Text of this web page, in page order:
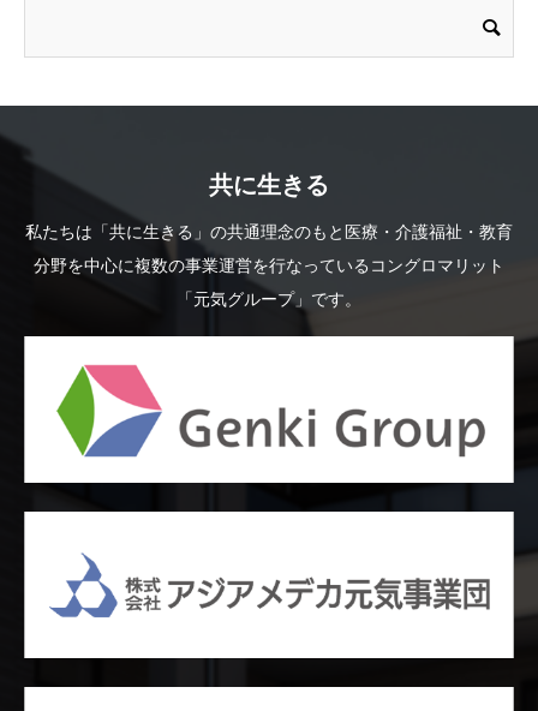
共に生きる
私たちは「共に生きる」の共通理念のもと医療・介護福祉・教育
分野を中心に複数の事業運営を行なっているコングロマリット
「元気グループ」です。